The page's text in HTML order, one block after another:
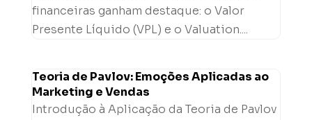
financeiras ganham destaque: o Valor
Presente Líquido (VPL) e o Valuation....
Teoria de Pavlov: Emoções Aplicadas ao
Marketing e Vendas
Introdução à Aplicação da Teoria de Pavlov